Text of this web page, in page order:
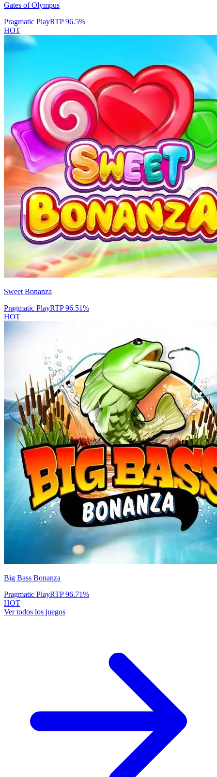
Gates of Olympus
Pragmatic PlayRTP96.5%
HOT
Sweet Bonanza
Pragmatic PlayRTP96.51%
HOT
Big Bass Bonanza
Pragmatic PlayRTP96.71%
HOT
Ver todos los juegos